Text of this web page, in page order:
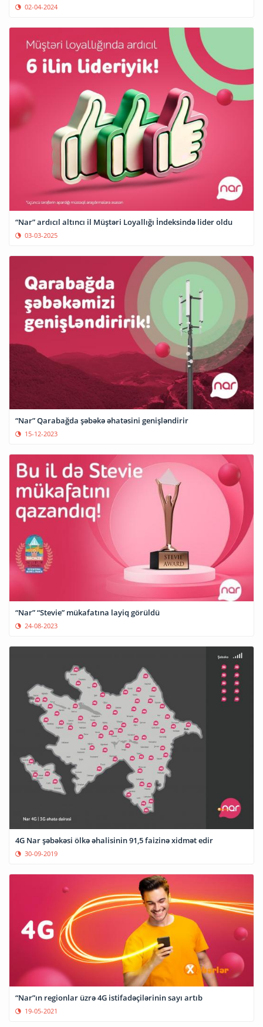
02-04-2024
“Nar” ardıcıl altıncı il Müştəri Loyallığı İndeksində lider oldu
03-03-2025
“Nar” Qarabağda şəbəkə əhatəsini genişləndirir
15-12-2023
“Nar” “Stevie” mükafatına layiq görüldü
24-08-2023
4G Nar şəbəkəsi ölkə əhalisinin 91,5 faizinə xidmət edir
30-09-2019
“Nar”ın regionlar üzrə 4G istifadəçilərinin sayı artıb
19-05-2021